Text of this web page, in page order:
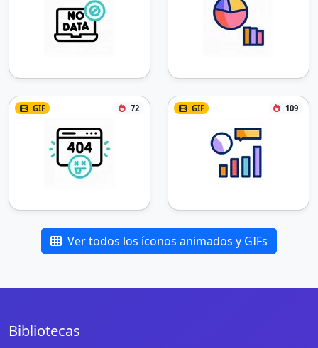
GIF 72 GIF 109
Ver todos los íconos animados y GIFs
Bibliotecas